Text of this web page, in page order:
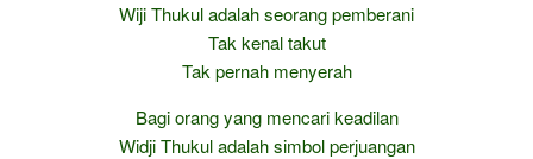
Wiji Thukul adalah seorang pemberani
Tak kenal takut
Tak pernah menyerah
Bagi orang yang mencari keadilan
Widji Thukul adalah simbol perjuangan